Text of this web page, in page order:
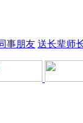
事朋友 送长辈师